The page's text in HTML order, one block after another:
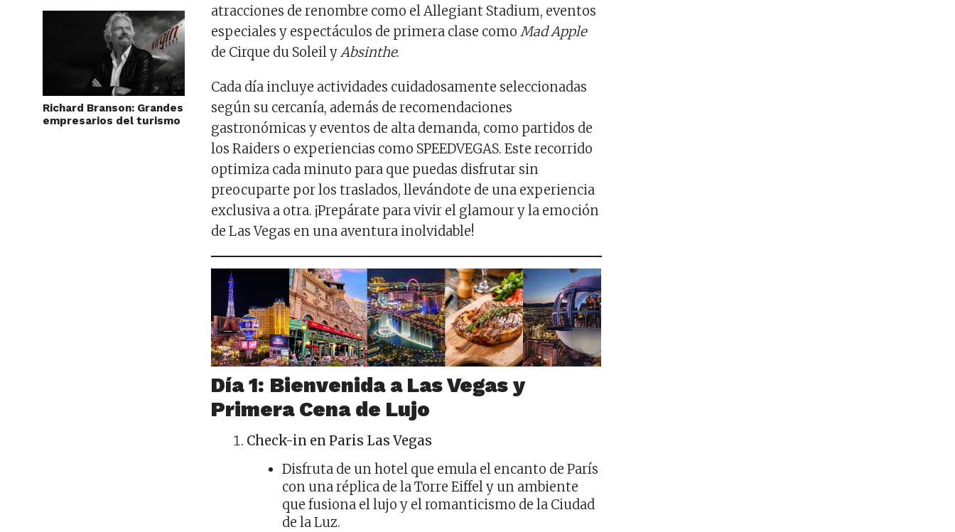
Richard Branson: Grandes
empresarios del turismo
atracciones de renombre como el Allegiant Stadium, eventos
especiales y espectáculos de primera clase comoMad Apple
de Cirque du Soleil yAbsinthe.
Cada día incluye actividades cuidadosamente seleccionadas
según su cercanía, además de recomendaciones
gastronómicas y eventos de alta demanda, como partidos de
los Raiders o experiencias como SPEEDVEGAS. Este recorrido
optimiza cada minuto para que puedas disfrutar sin
preocuparte por los traslados, llevándote de una experiencia
exclusiva a otra. ¡Prepárate para vivir el glamour y la emoción
de Las Vegas en una aventura inolvidable!
Día 1: Bienvenida a Las Vegas y
Primera Cena de Lujo
Check-in en Paris Las Vegas
Disfruta de un hotel que emula el encanto de París
con una réplica de la Torre Eiffel y un ambiente
que fusiona el lujo y el romanticismo de la Ciudad
de la Luz.